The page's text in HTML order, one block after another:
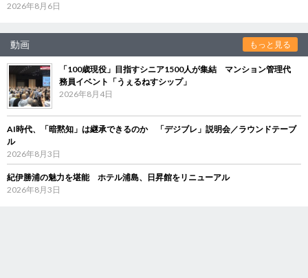
2026年8月6日
動画 もっと見る
「100歳現役」目指すシニア1500人が集結 マンション管理代
務員イベント「うぇるねすシップ」
2026年8月4日
AI時代、「暗黙知」は継承できるのか 「デジブレ」説明会／ラウンドテーブ
ル
2026年8月3日
紀伊勝浦の魅力を堪能 ホテル浦島、日昇館をリニューアル
2026年8月3日